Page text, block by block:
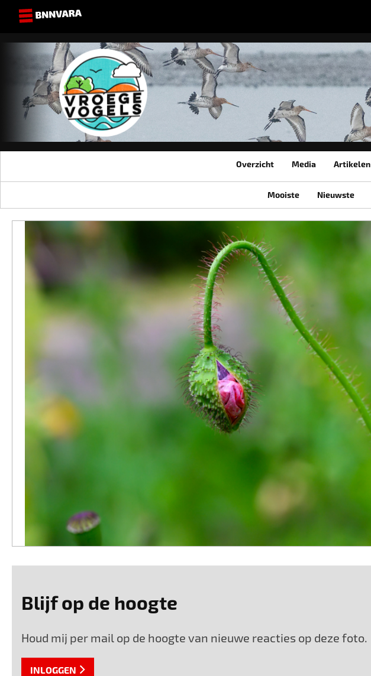
Overzicht Media Artikelen
Mooiste Nieuwste
Blijf op de hoogte
Houd mij per mail op de hoogte van nieuwe reacties op deze foto.
INLOGGEN